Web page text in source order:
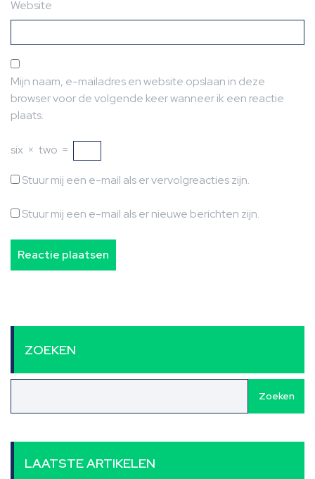
Website
Mijn naam, e-mailadres en website opslaan in deze
browser voor de volgende keer wanneer ik een reactie
plaats.
six × two =
Stuur mij een e-mail als er vervolgreacties zijn.
Stuur mij een e-mail als er nieuwe berichten zijn.
ZOEKEN
Zoeken
LAATSTE ARTIKELEN